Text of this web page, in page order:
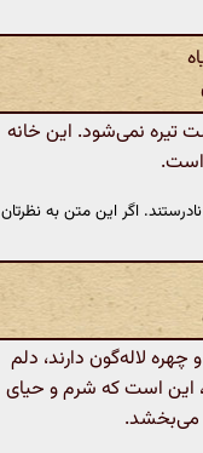
تیره نمی‌شود. این خانه
است.
اگر این متن به نظرتان
لاله‌گون دارند، دلم
این است که شرم و حیای
می‌بخشد.